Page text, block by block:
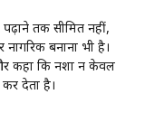
तक सीमित नहीं,
नागरिक बनाना भी है।
और कहा कि नशा न केवल
देता है।